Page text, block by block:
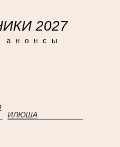
2027
анонсы
ИЛЮША